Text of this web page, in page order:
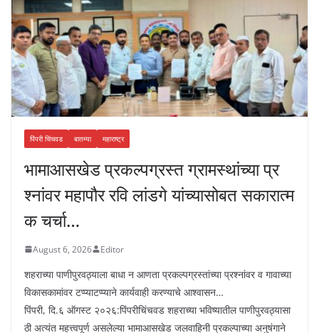
पिंपरी चिंचवड बातम्या महाराष्ट्र
भामाआसखेड प्रकल्पग्रस्त ग्रामस्थांच्या प्र
श्नांवर महापौर रवि लांडगे यांच्यासोबत सकारात्म
क चर्चा…
August 6, 2026 Editor
शहराच्या पाणीपुरवठ्याला बाधा न आणता प्रकल्पग्रस्तांच्या प्रश्नांवर व गावाच्या
विकासकामांवर टप्प्याटप्प्याने कार्यवाही करण्याचे आश्वासन…
पिंपरी, दि.६ ऑगस्ट २०२६:पिंपरीचिंचवड शहराच्या भविष्यातील पाणीपुरवठ्यासा
ठी अत्यंत महत्त्वपूर्ण असलेल्या भामाआसखेड जलवाहिनी प्रकल्पाच्या अनुषंगाने